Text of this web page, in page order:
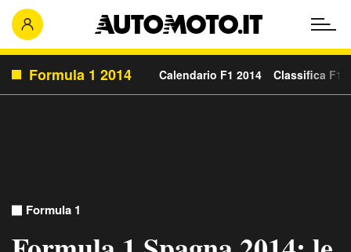
Formula 1 2014 Calendario F1 2014 Classifica F1
Formula 1